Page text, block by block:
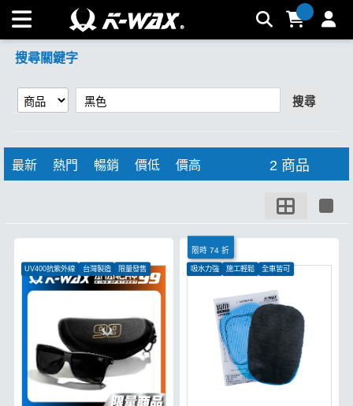
【黑色】搜尋結果 | K-WAX台灣汽車美容材料
搜尋關鍵字
搜尋
最新 熱門 暢銷 價低 價高 2 商品
UV400抗紫外線 台灣製造 限量發售
限時 74 折
吸水力強 施工輕鬆 全車皆可